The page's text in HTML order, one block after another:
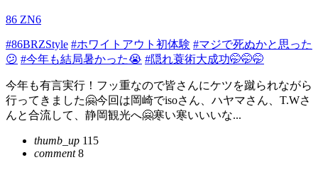
86 ZN6
#86BRZStyle #ホワイトアウト初体験 #マジで死ぬかと思った
😕 #今年も結局暑かった😭 #隠れ蓑術大成功🤭🤭🤭
今年も有言実行！フッ重なので皆さんにケツを蹴られながら
行ってきました🤗今回は岡崎でisoさん、ハヤマさん、T.Wさ
んと合流して、静岡観光へ🤗寒い寒いいいな...
thumb_up 115
comment8